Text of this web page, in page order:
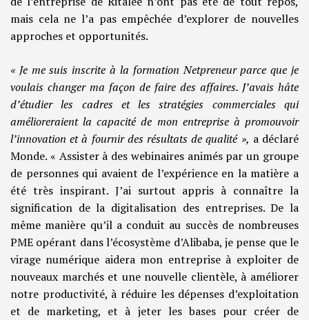
mais cela ne l’a pas empêchée d’explorer de nouvelles
approches et opportunités.
« Je me suis inscrite à la formation Netpreneur parce que je
voulais changer ma façon de faire des affaires. J’avais hâte
d’étudier les cadres et les stratégies commerciales qui
amélioreraient la capacité de mon entreprise à promouvoir
l’innovation et à fournir des résultats de qualité », a déclaré
Monde. « Assister à des webinaires animés par un groupe
de personnes qui avaient de l’expérience en la matière a
été très inspirant. J’ai surtout appris à connaître la
signification de la digitalisation des entreprises. De la
même manière qu’il a conduit au succès de nombreuses
PME opérant dans l’écosystème d’Alibaba, je pense que le
virage numérique aidera mon entreprise à exploiter de
nouveaux marchés et une nouvelle clientèle, à améliorer
notre productivité, à réduire les dépenses d’exploitation
et de marketing, et à jeter les bases pour créer de